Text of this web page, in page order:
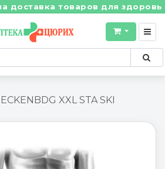
товаров для здоровья
XXL STA SKI